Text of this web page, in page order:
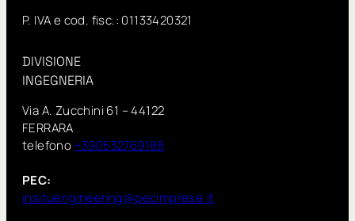
P. IVA e cod. fisc.: 01133420321
DIVISIONE
INGEGNERIA
Via A. Zucchini 61 – 44122
FERRARA
telefono +390532769188
PEC:
insituengineering@pecimprese.it